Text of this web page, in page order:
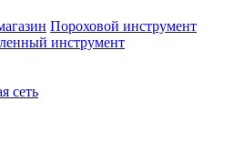
Пороховой инструмент
инструмент
сеть